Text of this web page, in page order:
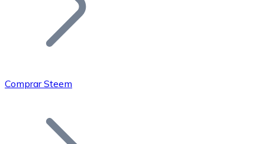
Bitcoin
Comprar Steem